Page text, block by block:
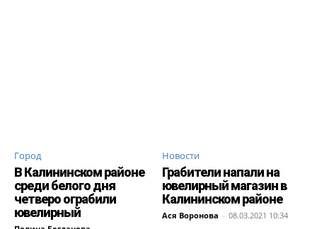
Город
В Калининском районе
среди белого дня
четверо ограбили
ювелирный
Новости
Грабители напали на
ювелирный магазин в
Калининском районе
Ася Воронова - 08.03.2021 10:34